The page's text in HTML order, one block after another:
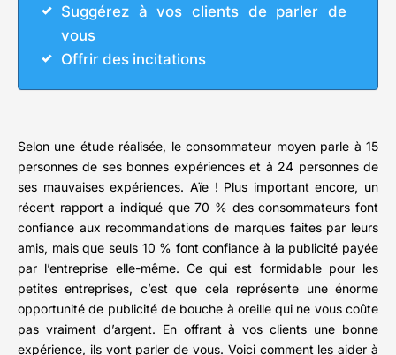
Suggérez à vos clients de parler de
vous
Offrir des incitations
Selon une étude réalisée, le consommateur moyen parle à 15
personnes de ses bonnes expériences et à 24 personnes de
ses mauvaises expériences. Aïe ! Plus important encore, un
récent rapport a indiqué que 70 % des consommateurs font
confiance aux recommandations de marques faites par leurs
amis, mais que seuls 10 % font confiance à la publicité payée
par l’entreprise elle-même. Ce qui est formidable pour les
petites entreprises, c’est que cela représente une énorme
opportunité de publicité de bouche à oreille qui ne vous coûte
pas vraiment d’argent. En offrant à vos clients une bonne
expérience, ils vont parler de vous. Voici comment les aider à